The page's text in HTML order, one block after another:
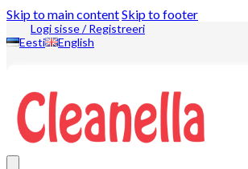
Skip to main contentSkip to footer
Logi sisse / Registreeri
Eesti
English